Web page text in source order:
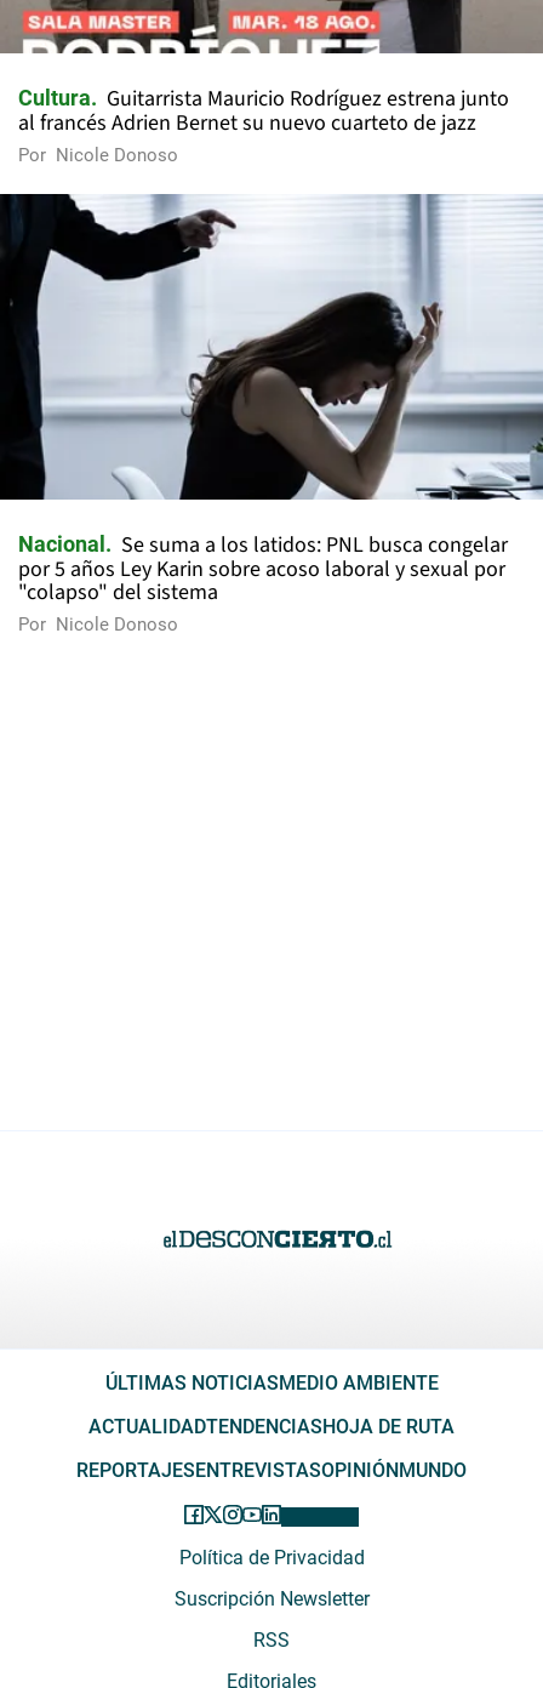
Cultura
Guitarrista Mauricio Rodríguez estrena junto
al francés Adrien Bernet su nuevo cuarteto de jazz
Por Nicole Donoso
Nacional
Se suma a los latidos: PNL busca congelar
por 5 años Ley Karin sobre acoso laboral y sexual por
"colapso" del sistema
Por Nicole Donoso
ÚLTIMAS NOTICIASMEDIO AMBIENTE
ACTUALIDADTENDENCIASHOJA DE RUTA
REPORTAJESENTREVISTASOPINIÓNMUNDO
Política de Privacidad
Suscripción Newsletter
RSS
Editoriales